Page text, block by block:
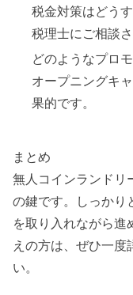
税金対策はどう
税理士にご相談
どのようなプロ
オープニングキ
果的です。
まとめ
無人コインランドリ
の鍵です。しっかり
を取り入れながら
えの方は、ぜひ一度
い。